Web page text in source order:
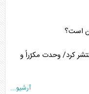
است؟
کرد/ وحدت مکرّراً و
آرشیو...